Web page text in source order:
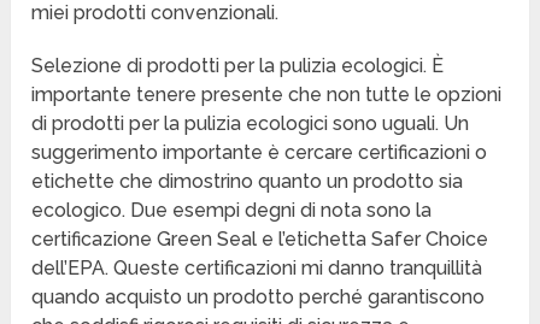
miei prodotti convenzionali.
Selezione di prodotti per la pulizia ecologici. È
importante tenere presente che non tutte le opzioni
di prodotti per la pulizia ecologici sono uguali. Un
suggerimento importante è cercare certificazioni o
etichette che dimostrino quanto un prodotto sia
ecologico. Due esempi degni di nota sono la
certificazione Green Seal e l’etichetta Safer Choice
dell’EPA. Queste certificazioni mi danno tranquillità
quando acquisto un prodotto perché garantiscono